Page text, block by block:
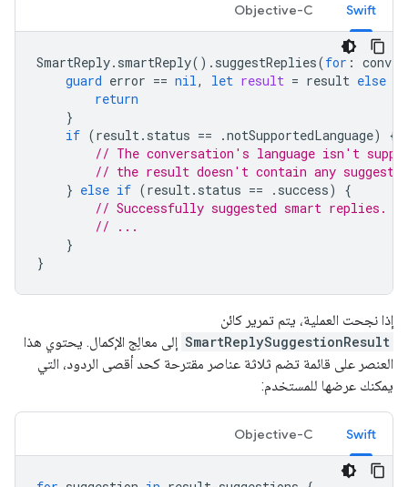
Swift
Objective-C
SmartReply. smartReply(). suggestReplies(for :
guard error == nil, let result = result else
return
}
if (result. status == .notSupportedLanguage)
{
// The conversation's language isn't
// the result doesn't contain any
} else if (result. status == . success)
{
// Successfully suggested smart replies.
// ...
}
}
إذا نجحت العملية، يتم تمرير كائن
SmartReplySuggestionResult إلى معالِج الإكمال. يحتوي هذا
العنصر على قائمة تضم ثلاثة عناصر مقترحة كحد أقصى الردود، التي
يمكنك عرضها للمستخدم:
Swift
Objective-C